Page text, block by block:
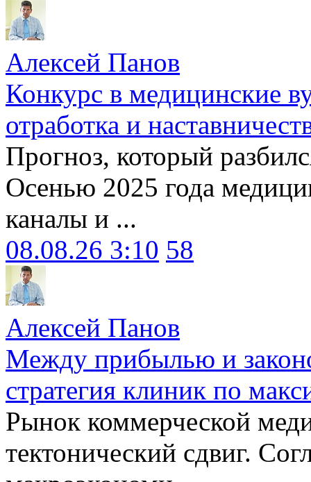
Алексей Панов
Конкурс в медицинские
отработка и
Прогноз, который
Осенью 2025 года
каналы и ...
08.08.26 3:10 58
Алексей Панов
Между прибылью и
стратегия клиник по
Рынок коммерческой
тектонический сдвиг.